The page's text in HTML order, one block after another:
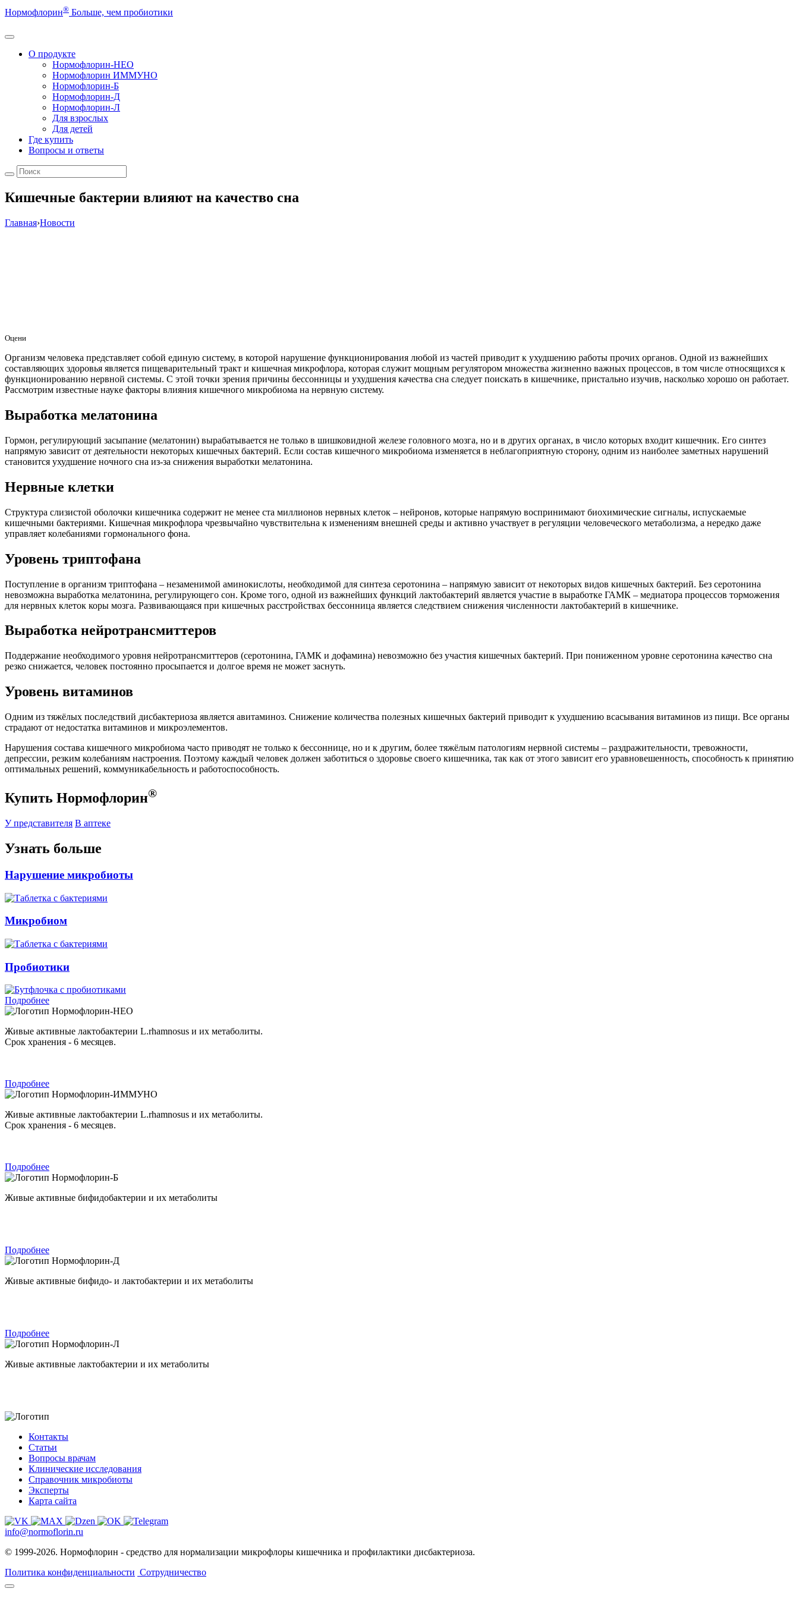
Нормофлорин® Больше, чем пробиотики
О продукте
Нормофлорин-НЕО
Нормофлорин ИММУНО
Нормофлорин-Б
Нормофлорин-Д
Нормофлорин-Л
Для взрослых
Для детей
Где купить
Вопросы и ответы
Кишечные бактерии влияют на качество сна
Главная›Новости
Оцени
Организм человека представляет собой единую систему, в которой нарушение функционирования любой из частей приводит к ухудшению работы прочих органов. Одной из важнейших
составляющих здоровья является пищеварительный тракт и кишечная микрофлора, которая служит мощным регулятором множества жизненно важных процессов, в том числе относящихся к
функционированию нервной системы. С этой точки зрения причины бессонницы и ухудшения качества сна следует поискать в кишечнике, пристально изучив, насколько хорошо он работает.
Рассмотрим известные науке факторы влияния кишечного микробиома на нервную систему.
Выработка мелатонина
Гормон, регулирующий засыпание (мелатонин) вырабатывается не только в шишковидной железе головного мозга, но и в других органах, в число которых входит кишечник. Его синтез
напрямую зависит от деятельности некоторых кишечных бактерий. Если состав кишечного микробиома изменяется в неблагоприятную сторону, одним из наиболее заметных нарушений
становится ухудшение ночного сна из-за снижения выработки мелатонина.
Нервные клетки
Структура слизистой оболочки кишечника содержит не менее ста миллионов нервных клеток – нейронов, которые напрямую воспринимают биохимические сигналы, испускаемые
кишечными бактериями. Кишечная микрофлора чрезвычайно чувствительна к изменениям внешней среды и активно участвует в регуляции человеческого метаболизма, а нередко даже
управляет колебаниями гормонального фона.
Уровень триптофана
Поступление в организм триптофана – незаменимой аминокислоты, необходимой для синтеза серотонина – напрямую зависит от некоторых видов кишечных бактерий. Без серотонина
невозможна выработка мелатонина, регулирующего сон. Кроме того, одной из важнейших функций лактобактерий является участие в выработке ГАМК – медиатора процессов торможения
для нервных клеток коры мозга. Развивающаяся при кишечных расстройствах бессонница является следствием снижения численности лактобактерий в кишечнике.
Выработка нейротрансмиттеров
Поддержание необходимого уровня нейротрансмиттеров (серотонина, ГАМК и дофамина) невозможно без участия кишечных бактерий. При пониженном уровне серотонина качество сна
резко снижается, человек постоянно просыпается и долгое время не может заснуть.
Уровень витаминов
Одним из тяжёлых последствий дисбактериоза является авитаминоз. Снижение количества полезных кишечных бактерий приводит к ухудшению всасывания витаминов из пищи. Все органы
страдают от недостатка витаминов и микроэлементов.
Нарушения состава кишечного микробиома часто приводят не только к бессоннице, но и к другим, более тяжёлым патологиям нервной системы – раздражительности, тревожности,
депрессии, резким колебаниям настроения. Поэтому каждый человек должен заботиться о здоровье своего кишечника, так как от этого зависит его уравновешенность, способность к принятию
оптимальных решений, коммуникабельность и работоспособность.
Купить Нормофлорин®
У представителя В аптеке
Узнать больше
Нарушение микробиоты
Микробиом
Пробиотики
Подробнее
Нормофлорин-НЕО
Живые активные лактобактерии L.rhamnosus и их метаболиты.
Срок хранения - 6 месяцев.
Подробнее
Нормофлорин-ИММУНО
Живые активные лактобактерии L.rhamnosus и их метаболиты.
Срок хранения - 6 месяцев.
Подробнее
Нормофлорин-Б
Живые активные бифидобактерии и их метаболиты
Подробнее
Нормофлорин-Д
Живые активные бифидо- и лактобактерии и их метаболиты
Подробнее
Нормофлорин-Л
Живые активные лактобактерии и их метаболиты
Контакты
Статьи
Вопросы врачам
Клинические исследования
Справочник микробиоты
Эксперты
Карта сайта
info@normoflorin.ru
© 1999-2026. Нормофлорин - средство для нормализации микрофлоры кишечника и профилактики дисбактериоза.
Политика конфиденциальности Сотрудничество